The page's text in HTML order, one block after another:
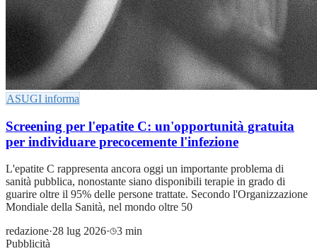
ASUGI informa
Screening per l'epatite C: un'opportunità gratuita
per individuare precocemente l'infezione
L'epatite C rappresenta ancora oggi un importante problema di
sanità pubblica, nonostante siano disponibili terapie in grado di
guarire oltre il 95% delle persone trattate. Secondo l'Organizzazione
Mondiale della Sanità, nel mondo oltre 50
redazione·28 lug 2026·
3 min
Pubblicità